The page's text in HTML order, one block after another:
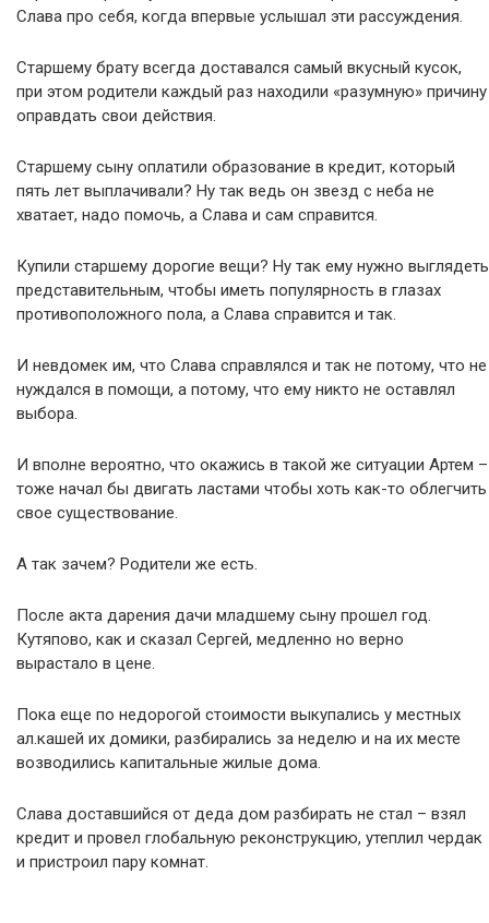
Слава про себя, когда впервые услышал эти рассуждения.
Старшему брату всегда доставался самый вкусный кусок,
при этом родители каждый раз находили «разумную» причину
оправдать свои действия.
Старшему сыну оплатили образование в кредит, который
пять лет выплачивали? Ну так ведь он звезд с неба не
хватает, надо помочь, а Слава и сам справится.
Купили старшему дорогие вещи? Ну так ему нужно выглядеть
представительным, чтобы иметь популярность в глазах
противоположного пола, а Слава справится и так.
И невдомек им, что Слава справлялся и так не потому, что не
нуждался в помощи, а потому, что ему никто не оставлял
выбора.
И вполне вероятно, что окажись в такой же ситуации Артем –
тоже начал бы двигать ластами чтобы хоть как-то облегчить
свое существование.
А так зачем? Родители же есть.
После акта дарения дачи младшему сыну прошел год.
Кутяпово, как и сказал Сергей, медленно но верно
вырастало в цене.
Пока еще по недорогой стоимости выкупались у местных
ал.кашей их домики, разбирались за неделю и на их месте
возводились капитальные жилые дома.
Слава доставшийся от деда дом разбирать не стал – взял
кредит и провел глобальную реконструкцию, утеплил чердак
и пристроил пару комнат.